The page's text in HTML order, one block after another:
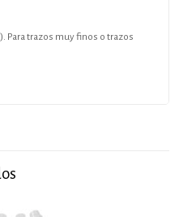
Para trazos muy finos o trazos